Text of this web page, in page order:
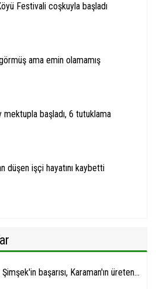
Festivali coşkuyla başladı
ama emin olamamış
mektupla başladı, 6 tutuklama
düşen işçi hayatını kaybetti
başarısı, Karaman'ın üreten...